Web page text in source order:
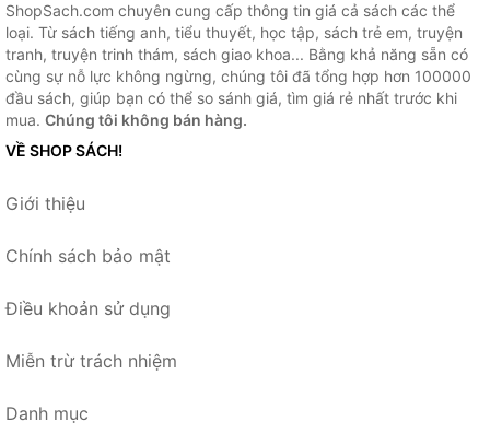
ShopSach.com chuyên cung cấp thông tin giá cả sách các thể
loại. Từ sách tiếng anh, tiểu thuyết, học tập, sách trẻ em, truyện
tranh, truyện trinh thám, sách giao khoa... Bằng khả năng sẵn có
cùng sự nỗ lực không ngừng, chúng tôi đã tổng hợp hơn 100000
đầu sách, giúp bạn có thể so sánh giá, tìm giá rẻ nhất trước khi
mua. Chúng tôi không bán hàng.
VỀ SHOP SÁCH!
Giới thiệu
Chính sách bảo mật
Điều khoản sử dụng
Miễn trừ trách nhiệm
Danh mục